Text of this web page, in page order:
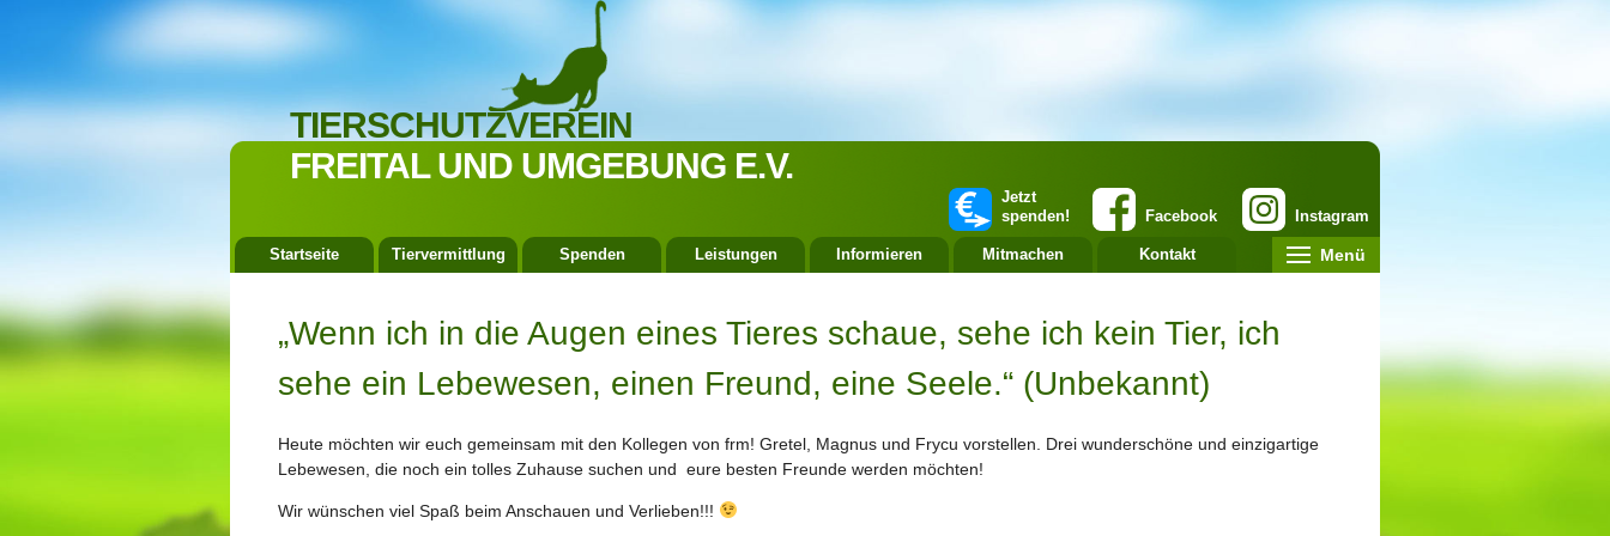
TIERSCHUTZVEREIN
FREITAL UND UMGEBUNG E.V.
Instagram
Facebook
Jetzt
spenden!
Startseite Tiervermittlung Spenden Leistungen Informieren Mitmachen Kontakt Menü
„Wenn ich in die Augen eines Tieres schaue, sehe ich kein Tier, ich
sehe ein Lebewesen, einen Freund, eine Seele.“ (Unbekannt)
Heute möchten wir euch gemeinsam mit den Kollegen von frm! Gretel, Magnus und Frycu vorstellen. Drei wunderschöne und einzigartige
Lebewesen, die noch ein tolles Zuhause suchen und eure besten Freunde werden möchten!
Wir wünschen viel Spaß beim Anschauen und Verlieben!!!